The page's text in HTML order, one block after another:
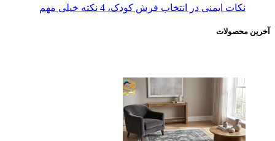
نکات ایمنی در انتخاب فرش کودک، 4 نکته خیلی مهم
آخرین محصولات